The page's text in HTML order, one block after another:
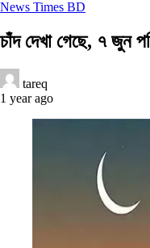
News Times BD
চাঁদ দেখা গেছে, ৭ জুন
tareq
1 year ago